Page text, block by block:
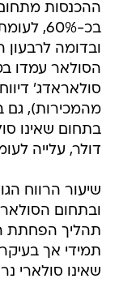
ההכנסות
ובדומה
הסולאר עמדו
מהמכירות), גם
דולר, עלייה
תהליך הפחתת
תמידי אך
שאינו סולארי